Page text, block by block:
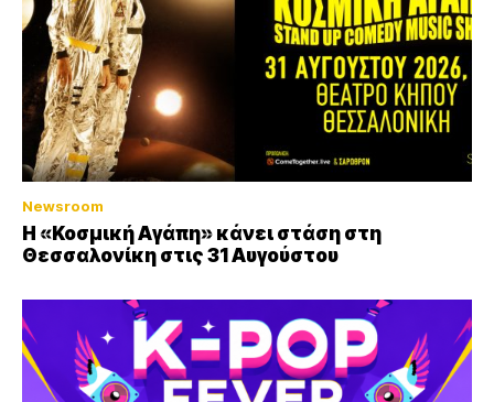
Newsroom
Η «Κοσμική Αγάπη» κάνει στάση στη
Θεσσαλονίκη στις 31 Αυγούστου